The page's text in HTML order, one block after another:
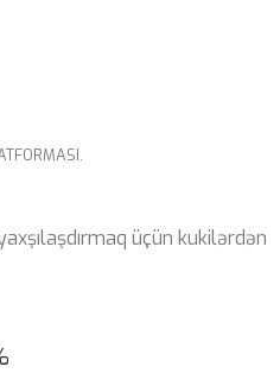
üçün kukilərdən